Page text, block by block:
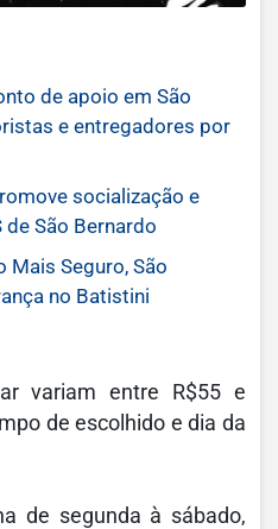
de apoio em São
e entregadores por
socialização e
São Bernardo
Seguro, São
no Batistini
variam entre R$55 e
de escolhido e dia da
de segunda à sábado,